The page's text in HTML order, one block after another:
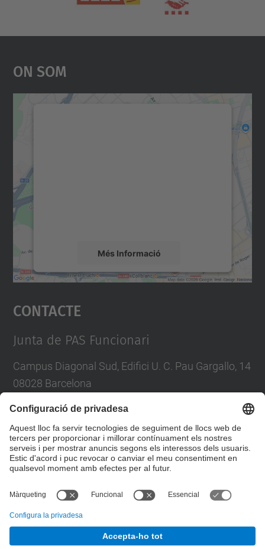
On Som
Més Informació
Accepta
powered by
Contacte
Junta de PAS Funcionari
Campus Diagonal Sud, Edifici U. C. Pau Gargallo, 14
08028 Barcelona
Tel.:93 401 71 46
E-mail:junta.pasf@upc.edu
Formulari de contacte
© UPCJunta PAS Funcionari